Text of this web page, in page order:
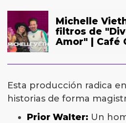
Michelle
filtros de
Amor" | Café
Esta producción radica
historias de forma
Prior Walter: Un